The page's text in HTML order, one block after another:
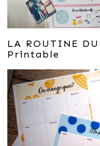
LA ROUTINE
Printable